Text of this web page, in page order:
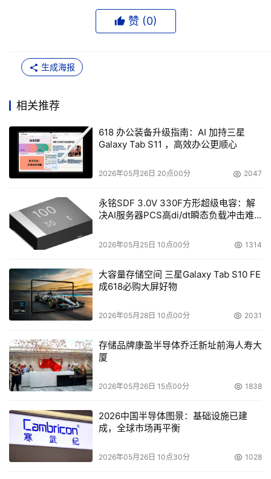
* SSD缓存将缓存池中常用数据的读取性能提升16倍 *实际
储性能，利用SSD保存热数据，加快访问速度。而使用较为
护固态硬盘和其中的重要数据，联泰集群DS 300系统对
态。2高速的性能与灵活的扩展能力采用最新存储技术，
可达450K的IOPS和6500MB/S的带宽。得益于强大的 计算
能力，使得联泰集群 DS 300系统成为数据库和VDI应用的
辑和计算方面的效率。在容 量扩展方面，通过连接联泰集
群JB300系列扩展柜，DS300系列最多可扩 展至444颗硬
盘。3先进的数据备份技术保护数据完整性和存储服务
泰集群DS 300系统配置全面的数据服务。自动精简配置提
高存储利用率 （平均可达30%到80%），使?户可以获得更
多存储空间。对于本地数据复 制,每个系统快照数量为128
张（最高可升级至4096张），每个系统复制对 数量达到64
个(最多升级至256个)。远程复制可创建异地灾备，为灾难
恢复 提供安全可靠的解决方案。 智能硬盘恢复技术
（IDR）对硬盘的故障扇区进行检测和修复，避免其演变 成
严重的介质错误，以确保数据的完整性。
易于升级用户可根据自身需求和预算，选择8/16 Gb/s
InfiniBand主机端?。多样化的选择为更多应用提 供强大的
性能，混合主机端口使系统支持多样的存储环境，例如
FC/SAS和 板载iSCSI。模块化主机通道在更换和升级时更
赞 (0)
生成海报
相关推荐
618 办公装备升级指南：AI 加持三星
Galaxy Tab S11 ，高效办公更顺心
2026年05月26日 20点00分 2047
永铭SDF 3.0V 330F方形超级电容：解
决AI服务器PCS高di/dt瞬态负载冲击难
2026年05月25日 10点00分 1314
大容量存储空间 三星Galaxy Tab S10 FE
成618必购大屏好物
2026年05月28日 10点00分 2031
存储品牌康盈半导体乔迁新址前海人寿大
厦
2026年05月26日 15点00分 1838
2026中国半导体图景：基础设施已建
成，全球市场再平衡
2026年05月26日 10点30分 1028